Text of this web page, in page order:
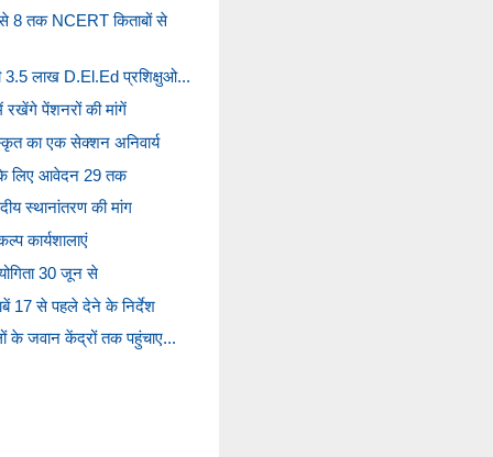
8 तक NCERT किताबों से
3.5 लाख D.El.Ed प्रशिक्षुओ...
पेंशनरों की मांगें
का एक सेक्शन अनिवार्य
के लिए आवेदन 29 तक
स्थानांतरण की मांग
कार्यशालाएं
30 जून से
17 से पहले देने के निर्देश
के जवान केंद्रों तक पहुंचाए...